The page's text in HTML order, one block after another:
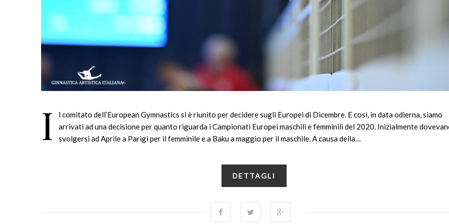
I
l comitato dell’European Gymnastics si è riunito per decidere sugli Europei di Dicembre. E così, in data odierna, siamo
arrivati ad una decisione per quanto riguarda i Campionati Europei maschili e femminili del 2020. Inizialmente
svolgersi ad Aprile a Parigi per il femminile e a Baku a maggio per il maschile. A causa della…
DETTAGLI